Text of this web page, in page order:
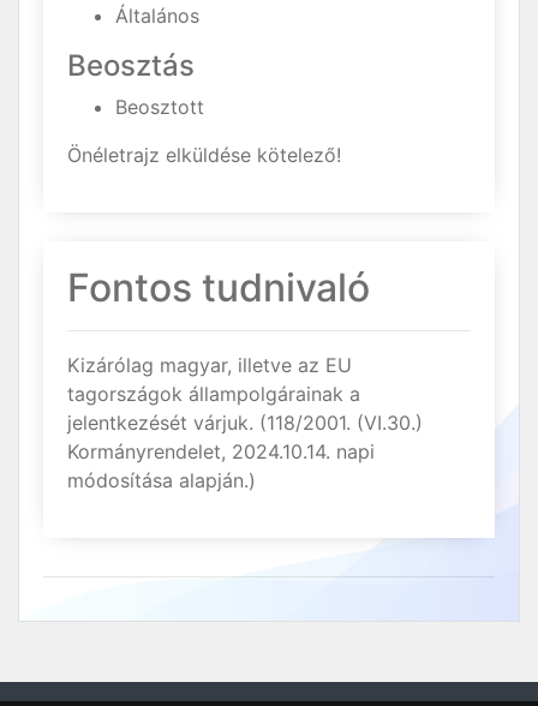
Általános
Beosztás
Beosztott
Önéletrajz elküldése kötelező!
Fontos tudnivaló
Kizárólag magyar, illetve az EU
tagországok állampolgárainak a
jelentkezését várjuk. (118/2001. (VI.30.)
Kormányrendelet, 2024.10.14. napi
módosítása alapján.)